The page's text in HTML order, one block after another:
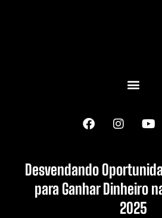
Desvendando
para Ganhar Dinheiro
2025